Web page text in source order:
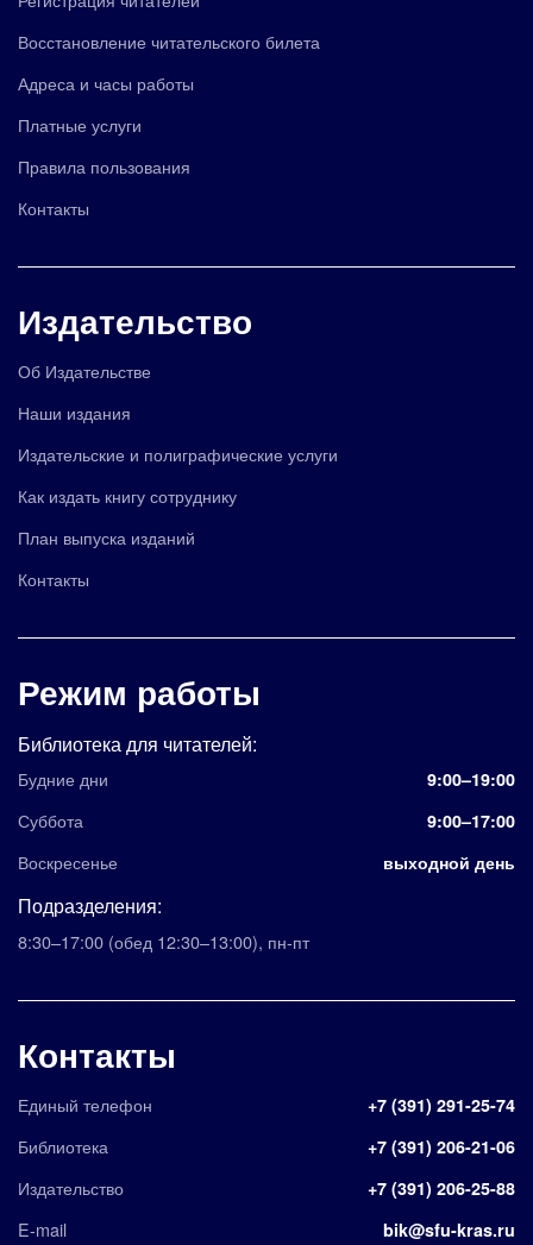
Восстановление читательского билета
Адреса и часы работы
Платные услуги
Правила пользования
Контакты
Издательство
Об Издательстве
Наши издания
Издательские и полиграфические услуги
Как издать книгу сотруднику
План выпуска изданий
Контакты
Режим работы
Библиотека для читателей:
Будние дни 9:00–19:00
Суббота 9:00–17:00
Воскресенье выходной день
Подразделения:
8:30–17:00 (обед 12:30–13:00), пн-пт
Контакты
Единый телефон +7 (391) 291-25-74
Библиотека +7 (391) 206-21-06
Издательство +7 (391) 206-25-88
E-mail bik@sfu-kras.ru